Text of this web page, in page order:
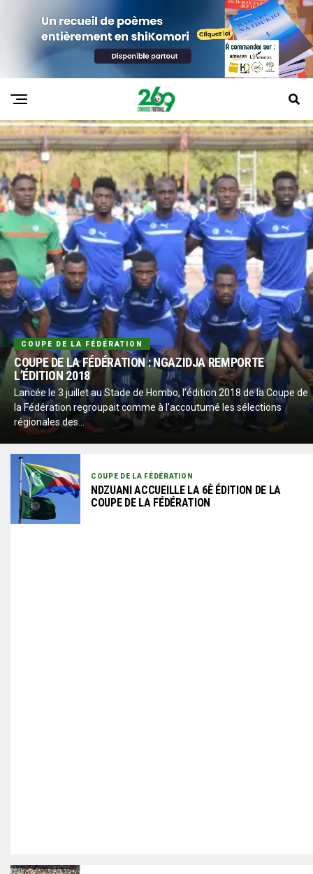
COUPE DE LA FÉDÉRATION
COUPE DE LA FÉDÉRATION : NGAZIDJA REMPORTE
L’ÉDITION 2018
Lancée le 3 juillet au Stade de Hombo, l’édition 2018 de la Coupe de
la Fédération regroupait comme à l’accoutumé les sélections
régionales des...
COUPE DE LA FÉDÉRATION
NDZUANI ACCUEILLE LA 6È ÉDITION DE LA
COUPE DE LA FÉDÉRATION